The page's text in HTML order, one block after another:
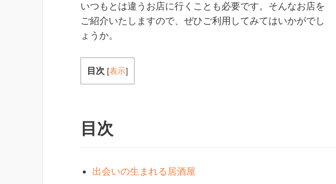
いつもとは違うお店に行くことも必要です。そんなお店を
ご紹介いたしますので、ぜひご利用してみてはいかがでし
ょうか。
目次 [表示]
目次
出会いの生まれる居酒屋